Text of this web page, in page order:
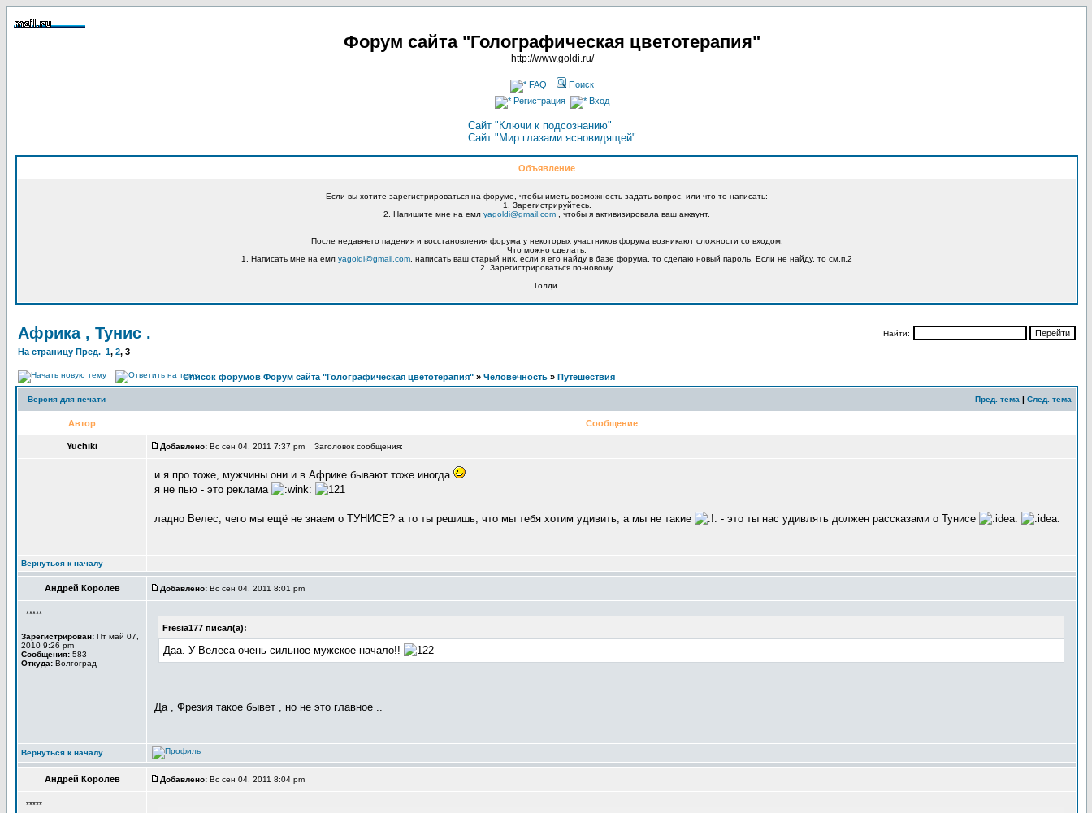
Форум сайта "Голографическая цветотерапия"
http://www.goldi.ru/
FAQ
Поиск
Регистрация
Вход
Сайт "Ключи к подсознанию"
Сайт "Мир глазами ясновидящей"
Объявление
Если вы хотите зарегистрироваться на форуме, чтобы иметь возможность задать вопрос, или что-то написать:
1. Зарегистрируйтесь.
2. Напишите мне на емл yagoldi@gmail.com , чтобы я активизировала ваш аккаунт.
После недавнего падения и восстановления форума у некоторых участников форума возникают сложности со входом.
Что можно сделать:
1. Написать мне на емл yagoldi@gmail.com , написать ваш старый ник, если я его найду в базе форума, то сделаю новый пароль. Если не найду, то см.п.2
2. Зарегистрироваться по-новому.
Голди.
Африка , Тунис .
На страницу Пред. 1, 2, 3
Найти:
Список форумов Форум сайта "Голографическая цветотерапия" » Человечность » Путешествия
Версия для печати Пред. тема | След. тема
Автор Сообщение
Yuchiki Добавлено: Вс сен 04, 2011 7:37 pm Заголовок сообщения:
и я про тоже, мужчины они и в Африке бывают тоже иногда
я не пью - это реклама
ладно Велес, чего мы ещё не знаем о ТУНИСЕ? а то ты решишь, что мы тебя хотим удивить, а мы не такие - это ты нас удивлять должен рассказами о Тунисе
Вернуться к началу
Андрей Королев Добавлено: Вс сен 04, 2011 8:01 pm
*****
Зарегистрирован: Пт май 07,
2010 9:26 pm
Сообщения: 583
Откуда: Волгоград
Fresia177 писал(а):
Даа. У Велеса очень сильное мужское начало!!
Да , Фрезия такое бывет , но не это главное ..
Вернуться к началу
Андрей Королев Добавлено: Вс сен 04, 2011 8:04 pm
*****